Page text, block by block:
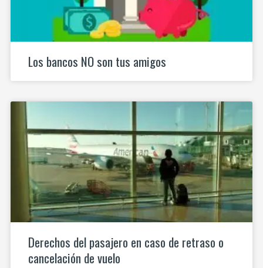
Los bancos NO son tus amigos
Derechos del pasajero en caso de retraso o
cancelación de vuelo